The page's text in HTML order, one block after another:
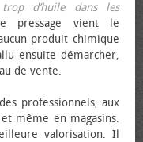
d’huile dans les
pressage vient le
produit chimique
ensuite démarcher,
de vente.
professionnels, aux
même en magasins.
valorisation. Il